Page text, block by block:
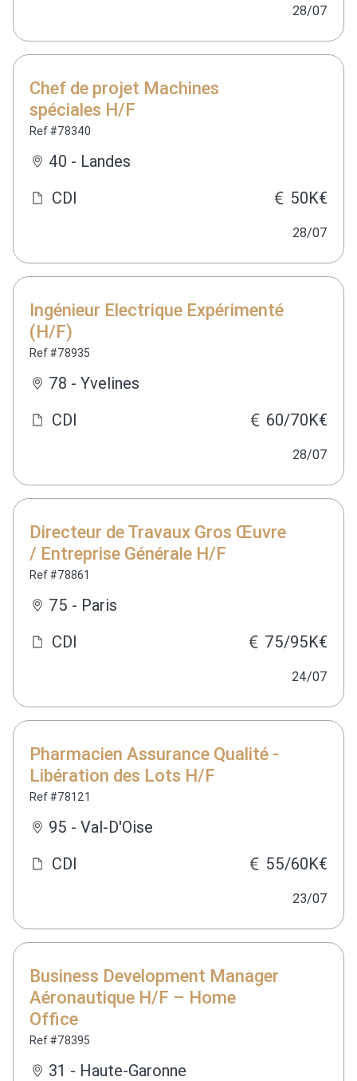
28/07
Chef de projet Machines
spéciales H/F
Ref #78340
40 - Landes
CDI
50K€
28/07
Ingénieur Electrique Expérimenté
(H/F)
Ref #78935
78 - Yvelines
CDI
60/70K€
28/07
Directeur de Travaux Gros Œuvre
/ Entreprise Générale H/F
Ref #78861
75 - Paris
CDI
75/95K€
24/07
Pharmacien Assurance Qualité -
Libération des Lots H/F
Ref #78121
95 - Val-D'Oise
CDI
55/60K€
23/07
Business Development Manager
Aéronautique H/F – Home
Office
Ref #78395
31 - Haute-Garonne